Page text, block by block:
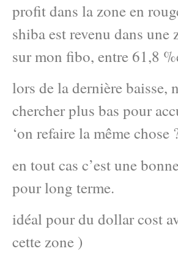
profit dans la zone en
shiba est revenu dans une
sur mon fibo, entre 61,8
lors de la dernière baisse,
chercher plus bas pour
‘on refaire la même chose
en tout cas c’est une
pour long terme.
idéal pour du dollar cost
cette zone )